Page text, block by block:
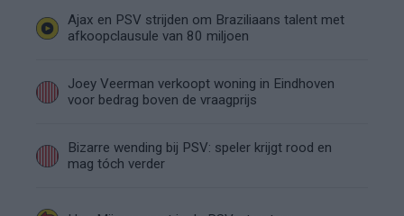
Ajax en PSV strijden om Braziliaans talent met
afkoopclausule van 80 miljoen
Joey Veerman verkoopt woning in Eindhoven
voor bedrag boven de vraagprijs
Bizarre wending bij PSV: speler krijgt rood en
mag tóch verder